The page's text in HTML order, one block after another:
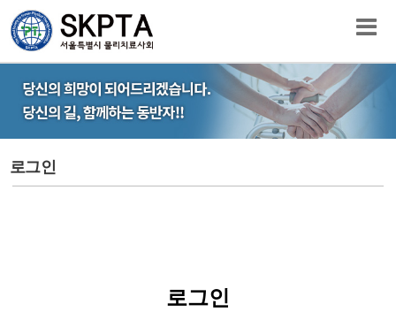
로그인
로그인